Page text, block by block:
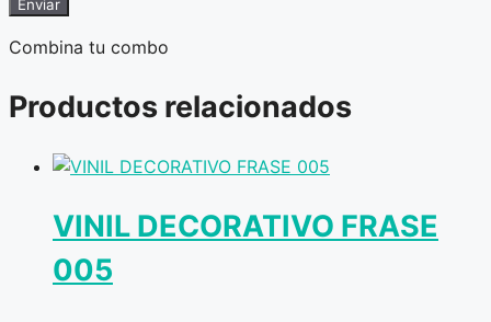
Combina tu combo
Productos relacionados
VINIL DECORATIVO FRASE
005